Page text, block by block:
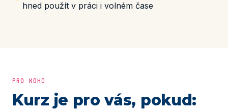
hned použít v práci i volném čase
PRO KOHO
Kurz je pro vás, pokud: